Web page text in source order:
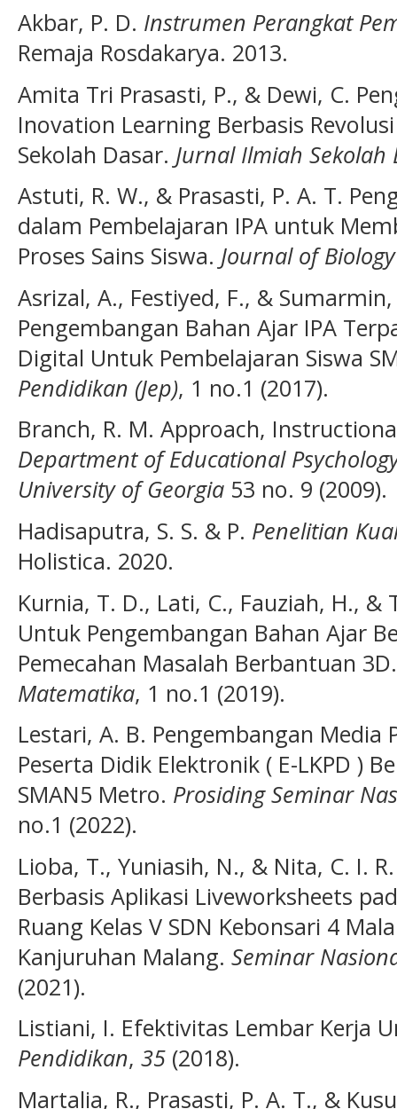
Akbar, P. D. Instrumen Perangkat
Remaja Rosdakarya. 2013.
Amita Tri Prasasti, P., & Dewi, C.
Inovation Learning Berbasis
Sekolah Dasar. Jurnal Ilmiah Sekolah
Astuti, R. W., & Prasasti, P. A. T.
dalam Pembelajaran IPA untuk
Proses Sains Siswa. Journal of
Asrizal, A., Festiyed, F., &
Pengembangan Bahan Ajar IPA
Digital Untuk Pembelajaran Siswa
Pendidikan (Jep), 1 no.1 (2017).
Branch, R. M. Approach,
Department of Educational
University of Georgia 53 no. 9 (2009).
Hadisaputra, S. S. & P. Penelitian
Holistica. 2020.
Kurnia, T. D., Lati, C., Fauziah, H.,
Untuk Pengembangan Bahan Ajar
Pemecahan Masalah Berbantuan
Matematika, 1 no.1 (2019).
Lestari, A. B. Pengembangan Media
Peserta Didik Elektronik ( E-LKPD )
SMAN5 Metro. Prosiding Seminar
no.1 (2022).
Lioba, T., Yuniasih, N., & Nita, C. I.
Berbasis Aplikasi Liveworksheets
Ruang Kelas V SDN Kebonsari 4
Kanjuruhan Malang. Seminar
(2021).
Listiani, I. Efektivitas Lembar Kerja
Pendidikan, 35 (2018).
Martalia, R., Prasasti, P. A. T., &